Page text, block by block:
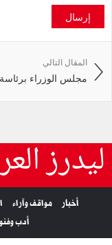
إرسال
المقال التالي
مجلس الوزراء
ليدرز
أخبار مواقف وآراء
أدب